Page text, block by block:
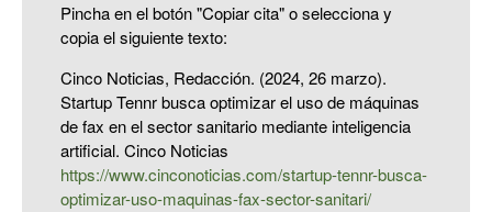
Pincha en el botón "Copiar cita" o selecciona y
copia el siguiente texto:
Cinco Noticias, Redacción. (2024, 26 marzo).
Startup Tennr busca optimizar el uso de máquinas
de fax en el sector sanitario mediante inteligencia
artificial. Cinco Noticias
https://www.cinconoticias.com/startup-tennr-busca-
optimizar-uso-maquinas-fax-sector-sanitari/